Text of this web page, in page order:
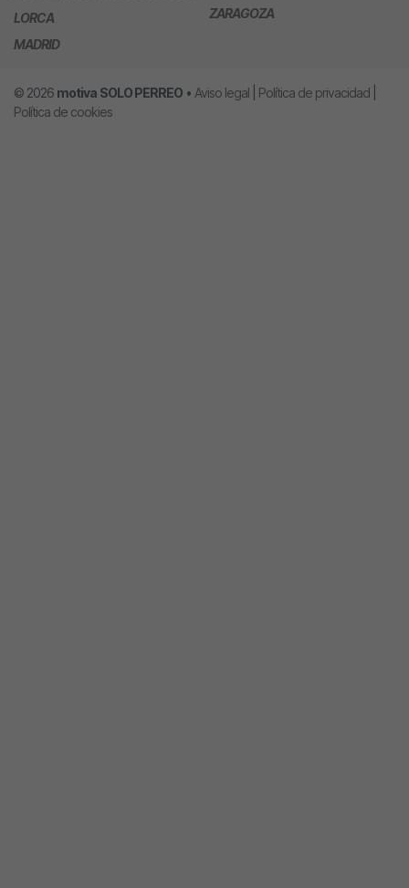
LORCA
MADRID
ZARAGOZA
© 2026 motiva SOLO PERREO • Aviso legal Política de privacidad
Política de cookies